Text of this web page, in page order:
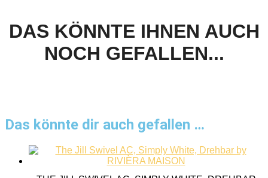
DAS KÖNNTE IHNEN AUCH
NOCH GEFALLEN...
Das könnte dir auch gefallen …